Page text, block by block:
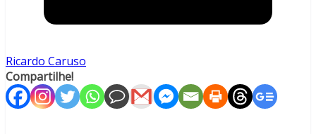
Ricardo Caruso
Compartilhe!